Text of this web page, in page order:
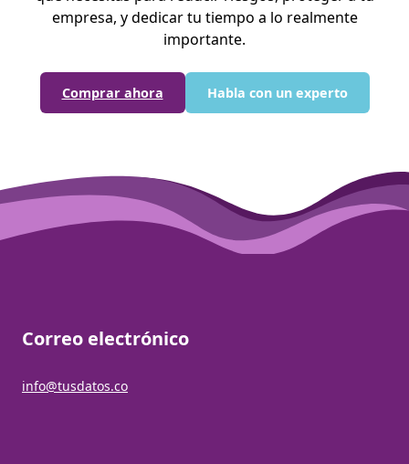
empresa, y dedicar tu tiempo a lo realmente
importante.
Comprar ahora Habla con un experto
Correo electrónico
info@tusdatos.co